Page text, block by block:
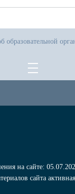
образовательной
на сайте:
сайта